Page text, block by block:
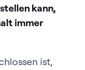
kann,
immer
ist,